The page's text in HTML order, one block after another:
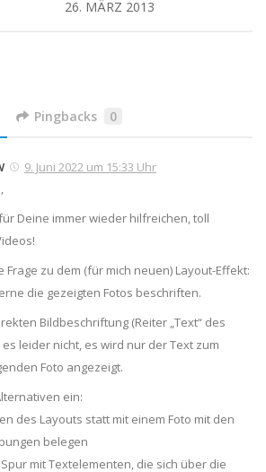
26. MÄRZ 2013
Pingbacks 0
9. Juni 2022 um 15:33 Uhr
Deine immer wieder hilfreichen, toll
Frage zu dem (für mich neuen) Layout-Effekt:
die gezeigten Fotos beschriften.
Bildbeschriftung (Reiter „Text“ des
es leider nicht, es wird nur der Text zum
Foto angezeigt.
ein:
des Layouts statt mit einem Foto mit den
belegen
mit Textelementen, die sich über die